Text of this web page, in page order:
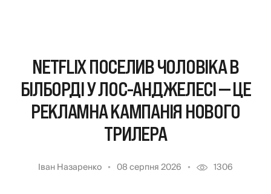
NETFLIX ПОСЕЛИВ ЧОЛОВІКА В
БІЛБОРДІ У ЛОС-АНДЖЕЛЕСІ — ЦЕ
РЕКЛАМНА КАМПАНІЯ НОВОГО
ТРИЛЕРА
Іван Назаренко 08 серпня 2026 1306